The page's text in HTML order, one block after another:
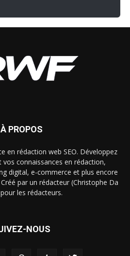
À PROPOS
en rédaction web SEO. Développez
connaissances en rédaction,
digital, e-commerce et plus encore
par un rédacteur (Christophe Da
les rédacteurs.
NOUS